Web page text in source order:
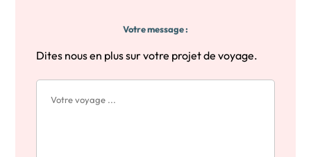
Votre message :
Dites nous en plus sur votre projet de voyage.